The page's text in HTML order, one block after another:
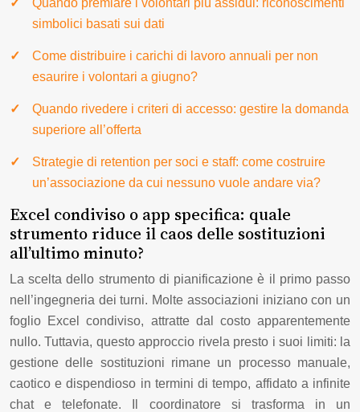
Quando premiare i volontari più assidui: riconoscimenti
simbolici basati sui dati
Come distribuire i carichi di lavoro annuali per non
esaurire i volontari a giugno?
Quando rivedere i criteri di accesso: gestire la domanda
superiore all’offerta
Strategie di retention per soci e staff: come costruire
un’associazione da cui nessuno vuole andare via?
Excel condiviso o app specifica: quale
strumento riduce il caos delle sostituzioni
all’ultimo minuto?
La scelta dello strumento di pianificazione è il primo passo
nell’ingegneria dei turni. Molte associazioni iniziano con un
foglio Excel condiviso, attratte dal costo apparentemente
nullo. Tuttavia, questo approccio rivela presto i suoi limiti: la
gestione delle sostituzioni rimane un processo manuale,
caotico e dispendioso in termini di tempo, affidato a infinite
chat e telefonate. Il coordinatore si trasforma in un